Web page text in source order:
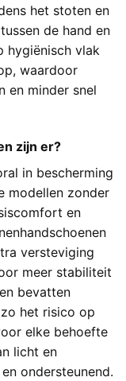
het stoten en
de hand en
hygiënisch vlak
waardoor
en minder snel
zijn er?
in bescherming
modellen zonder
en
versteviging
meer stabiliteit
bevatten
het risico op
elke behoefte
licht en
ondersteunend.